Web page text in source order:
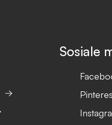
Sosiale